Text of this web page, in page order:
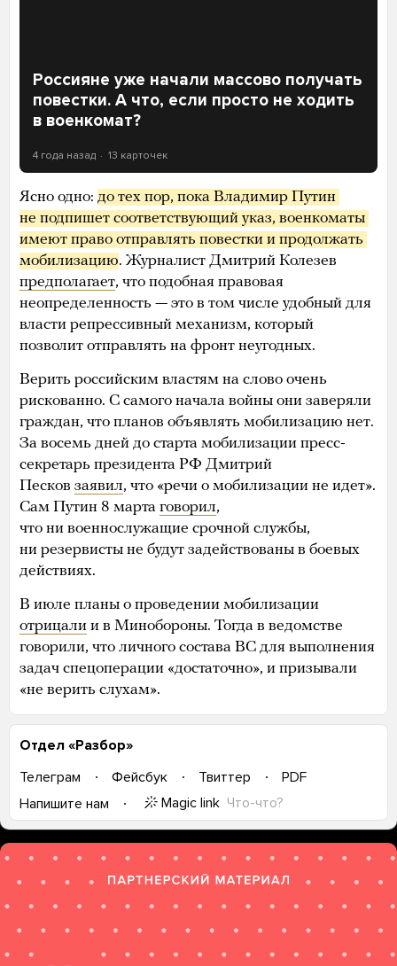
Россияне уже начали массово получать
повестки. А что, если просто не ходить
в военкомат?
4 года назад 13 карточек
Ясно одно: до тех пор, пока Владимир Путин
не подпишет соответствующий указ, военкоматы
имеют право отправлять повестки и продолжать
мобилизацию. Журналист Дмитрий Колезев
предполагает, что подобная правовая
неопределенность — это в том числе удобный для
власти репрессивный механизм, который
позволит отправлять на фронт неугодных.
Верить российским властям на слово очень
рискованно. С самого начала войны они заверяли
граждан, что планов объявлять мобилизацию нет.
За восемь дней до старта мобилизации пресс-
секретарь президента РФ Дмитрий
Песков заявил, что «речи о мобилизации не идет».
Сам Путин 8 марта говорил,
что ни военнослужащие срочной службы,
ни резервисты не будут задействованы в боевых
действиях.
В июле планы о проведении мобилизации
отрицали и в Минобороны. Тогда в ведомстве
говорили, что личного состава ВС для выполнения
задач спецоперации «достаточно», и призывали
«не верить слухам».
Отдел «Разбор»
Телеграм
Фейсбук Твиттер
PDF
Напишите нам
Magic link Что-что?